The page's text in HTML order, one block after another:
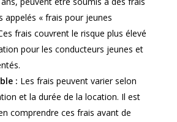
appelés « frais pour jeunes
frais couvrent le risque plus élevé
pour les conducteurs jeunes et
: Les frais peuvent varier selon
et la durée de la location. Il est
comprendre ces frais avant de